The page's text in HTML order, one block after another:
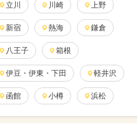
立川 川崎 上野
新宿 熱海 鎌倉
八王子 箱根
伊豆・伊東・下田 軽井沢
函館 小樽 浜松